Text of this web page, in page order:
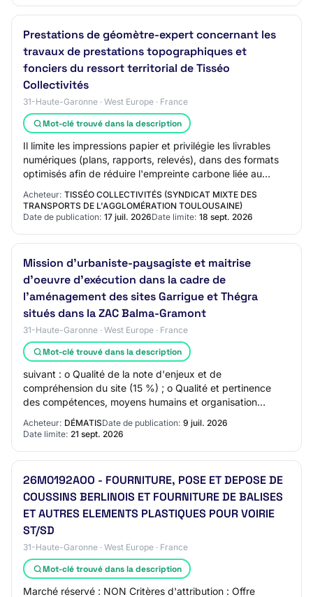
Prestations de géomètre-expert concernant les
travaux de prestations topographiques et
fonciers du ressort territorial de Tisséo
Collectivités
31-Haute-Garonne · West Europe · France
Mot-clé trouvé dans la description
Il limite les impressions papier et privilégie les livrables
numériques (plans, rapports, relevés), dans des formats
optimisés afin de réduire l'empreinte carbone liée au
stockage et aux échanges de…
Acheteur: TISSÉO COLLECTIVITÉS (SYNDICAT MIXTE DES
TRANSPORTS DE L'AGGLOMÉRATION TOULOUSAINE)
Date de publication: 17 juil. 2026Date limite: 18 sept. 2026
Mission d'urbaniste-paysagiste et maitrise
d'oeuvre d'exécution dans la cadre de
l'aménagement des sites Garrigue et Thégra
situés dans la ZAC Balma-Gramont
31-Haute-Garonne · West Europe · France
Mot-clé trouvé dans la description
suivant : o Qualité de la note d'enjeux et de
compréhension du site (15 %) ; o Qualité et pertinence
des compétences, moyens humains et organisation
proposés (10 %) ; o Qualité de la méthodologie d'e…
Acheteur: DÉMATISDate de publication: 9 juil. 2026
Date limite: 21 sept. 2026
26M0192AOO - FOURNITURE, POSE ET DEPOSE DE
COUSSINS BERLINOIS ET FOURNITURE DE BALISES
ET AUTRES ELEMENTS PLASTIQUES POUR VOIRIE
ST/SD
31-Haute-Garonne · West Europe · France
Mot-clé trouvé dans la description
Marché réservé : NON Critères d'attribution : Offre